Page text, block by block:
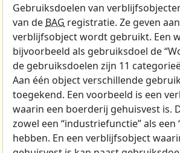
Gebruiksdoelen van
van de BAG registratie. Ze geven
verblijfsobject wordt gebruikt. Een
bijvoorbeeld als gebruiksdoel de
de gebruiksdoelen zijn 11
Aan één object verschillende
toegekend. Een voorbeeld is een
waarin een boerderij gehuisvest is.
zowel een “industriefunctie” als een
hebben. En een verblijfsobject